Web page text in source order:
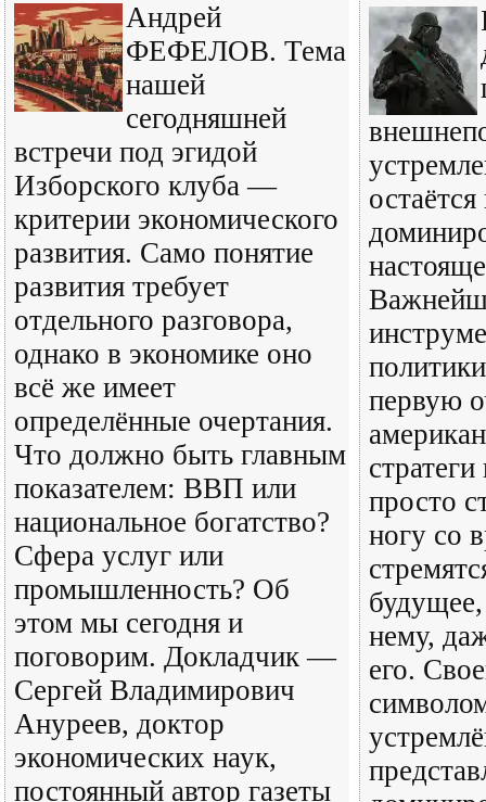
Андрей
ФЕФЕЛОВ. Тема
нашей
сегодняшней
встречи под эгидой
Изборского клуба —
критерии экономического
развития. Само понятие
развития требует
отдельного разговора,
однако в экономике оно
всё же имеет
определённые очертания.
Что должно быть главным
показателем: ВВП или
национальное богатство?
Сфера услуг или
промышленность? Об
этом мы сегодня и
поговорим. Докладчик —
Сергей Владимирович
Ануреев, доктор
экономических наук,
постоянный автор газеты
первую
просто
ногу со
будущее,
нему,
его.